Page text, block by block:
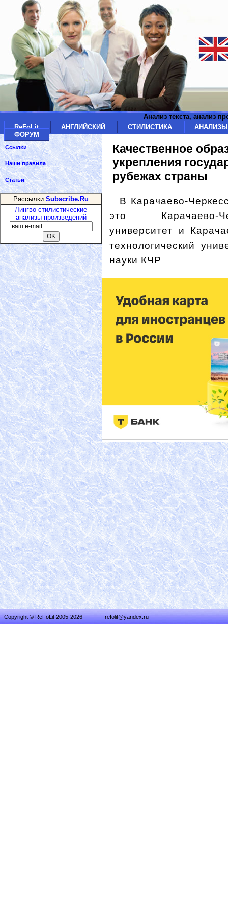
Анализ текста, анализ
ReFoLit
АНГЛИЙСКИЙ СТИЛИСТИКА
ФОРУМ
Качественное
укрепления
рубежах страны
В Карачаево-
это Карачаево-
университет и
технологический
науки КЧР
Ссылки
Наши правила
Статьи
Рассылки Subscribe.Ru
Лингво-стилистические
анализы произведений
Copyright © ReFoLit 2005-2026 refolit@yandex.ru